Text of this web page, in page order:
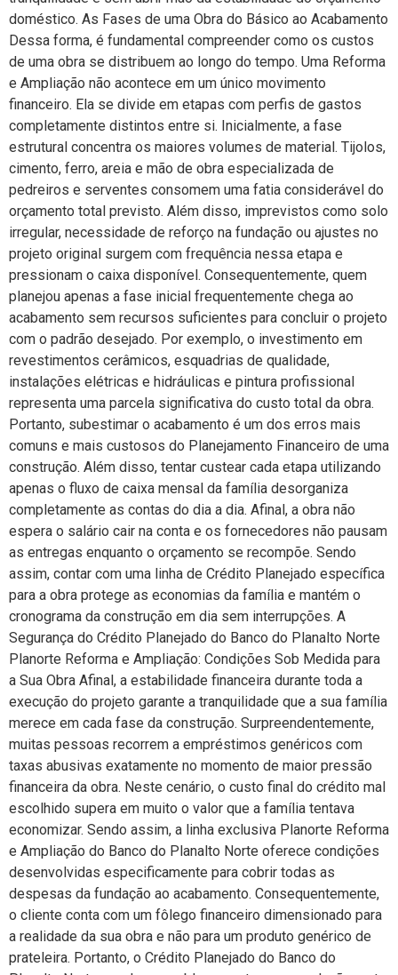
doméstico. As Fases de uma Obra do Básico ao Acabamento
Dessa forma, é fundamental compreender como os custos
de uma obra se distribuem ao longo do tempo. Uma Reforma
e Ampliação não acontece em um único movimento
financeiro. Ela se divide em etapas com perfis de gastos
completamente distintos entre si. Inicialmente, a fase
estrutural concentra os maiores volumes de material. Tijolos,
cimento, ferro, areia e mão de obra especializada de
pedreiros e serventes consomem uma fatia considerável do
orçamento total previsto. Além disso, imprevistos como solo
irregular, necessidade de reforço na fundação ou ajustes no
projeto original surgem com frequência nessa etapa e
pressionam o caixa disponível. Consequentemente, quem
planejou apenas a fase inicial frequentemente chega ao
acabamento sem recursos suficientes para concluir o projeto
com o padrão desejado. Por exemplo, o investimento em
revestimentos cerâmicos, esquadrias de qualidade,
instalações elétricas e hidráulicas e pintura profissional
representa uma parcela significativa do custo total da obra.
Portanto, subestimar o acabamento é um dos erros mais
comuns e mais custosos do Planejamento Financeiro de uma
construção. Além disso, tentar custear cada etapa utilizando
apenas o fluxo de caixa mensal da família desorganiza
completamente as contas do dia a dia. Afinal, a obra não
espera o salário cair na conta e os fornecedores não pausam
as entregas enquanto o orçamento se recompõe. Sendo
assim, contar com uma linha de Crédito Planejado específica
para a obra protege as economias da família e mantém o
cronograma da construção em dia sem interrupções. A
Segurança do Crédito Planejado do Banco do Planalto Norte
Planorte Reforma e Ampliação: Condições Sob Medida para
a Sua Obra Afinal, a estabilidade financeira durante toda a
execução do projeto garante a tranquilidade que a sua família
merece em cada fase da construção. Surpreendentemente,
muitas pessoas recorrem a empréstimos genéricos com
taxas abusivas exatamente no momento de maior pressão
financeira da obra. Neste cenário, o custo final do crédito mal
escolhido supera em muito o valor que a família tentava
economizar. Sendo assim, a linha exclusiva Planorte Reforma
e Ampliação do Banco do Planalto Norte oferece condições
desenvolvidas especificamente para cobrir todas as
despesas da fundação ao acabamento. Consequentemente,
o cliente conta com um fôlego financeiro dimensionado para
a realidade da sua obra e não para um produto genérico de
prateleira. Portanto, o Crédito Planejado do Banco do